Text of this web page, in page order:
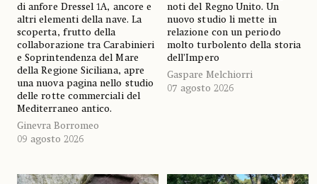
di anfore Dressel 1A, ancore e
altri elementi della nave. La
scoperta, frutto della
collaborazione tra Carabinieri
e Soprintendenza del Mare
della Regione Siciliana, apre
una nuova pagina nello studio
delle rotte commerciali del
Mediterraneo antico.
Ginevra Borromeo
09 agosto 2026
noti del Regno Unito. Un
nuovo studio li mette in
relazione con un periodo
molto turbolento della storia
dell’Impero
Gaspare Melchiorri
07 agosto 2026